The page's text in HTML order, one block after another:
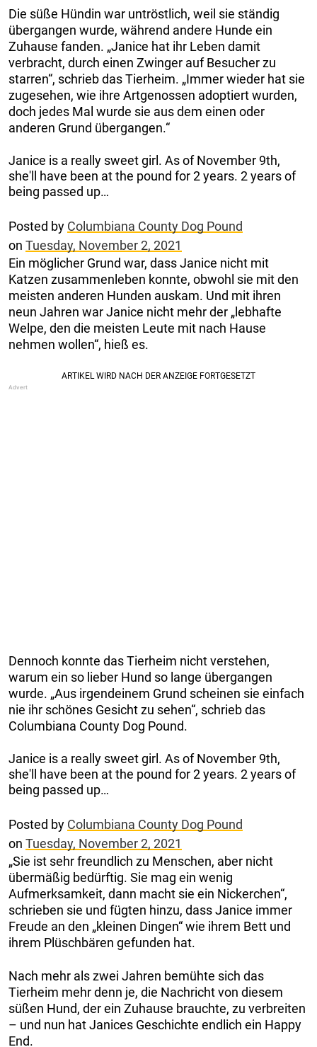
Die süße Hündin war untröstlich, weil sie ständig
übergangen wurde, während andere Hunde ein
Zuhause fanden. „Janice hat ihr Leben damit
verbracht, durch einen Zwinger auf Besucher zu
starren“, schrieb das Tierheim. „Immer wieder hat sie
zugesehen, wie ihre Artgenossen adoptiert wurden,
doch jedes Mal wurde sie aus dem einen oder
anderen Grund übergangen.“
Janice is a really sweet girl. As of November 9th,
she'll have been at the pound for 2 years. 2 years of
being passed up…
Posted by Columbiana County Dog Pound
on Tuesday, November 2, 2021
Ein möglicher Grund war, dass Janice nicht mit
Katzen zusammenleben konnte, obwohl sie mit den
meisten anderen Hunden auskam. Und mit ihren
neun Jahren war Janice nicht mehr der „lebhafte
Welpe, den die meisten Leute mit nach Hause
nehmen wollen“, hieß es.
Dennoch konnte das Tierheim nicht verstehen,
warum ein so lieber Hund so lange übergangen
wurde. „Aus irgendeinem Grund scheinen sie einfach
nie ihr schönes Gesicht zu sehen“, schrieb das
Columbiana County Dog Pound.
Janice is a really sweet girl. As of November 9th,
she'll have been at the pound for 2 years. 2 years of
being passed up…
Posted by Columbiana County Dog Pound
on Tuesday, November 2, 2021
„Sie ist sehr freundlich zu Menschen, aber nicht
übermäßig bedürftig. Sie mag ein wenig
Aufmerksamkeit, dann macht sie ein Nickerchen“,
schrieben sie und fügten hinzu, dass Janice immer
Freude an den „kleinen Dingen“ wie ihrem Bett und
ihrem Plüschbären gefunden hat.
Nach mehr als zwei Jahren bemühte sich das
Tierheim mehr denn je, die Nachricht von diesem
süßen Hund, der ein Zuhause brauchte, zu verbreiten
– und nun hat Janices Geschichte endlich ein Happy
End.